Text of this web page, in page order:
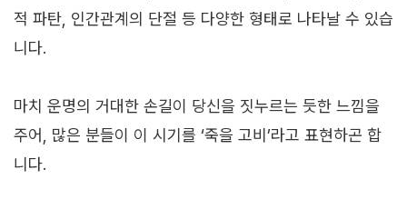
적 파탄, 인간관계의 단절 등 다양한 형태로 나타날 수 있습
니다.
마치 운명의 거대한 손길이 당신을 짓누르는 듯한 느낌을
주어, 많은 분들이 이 시기를 ‘죽을 고비’라고 표현하곤 합
니다.